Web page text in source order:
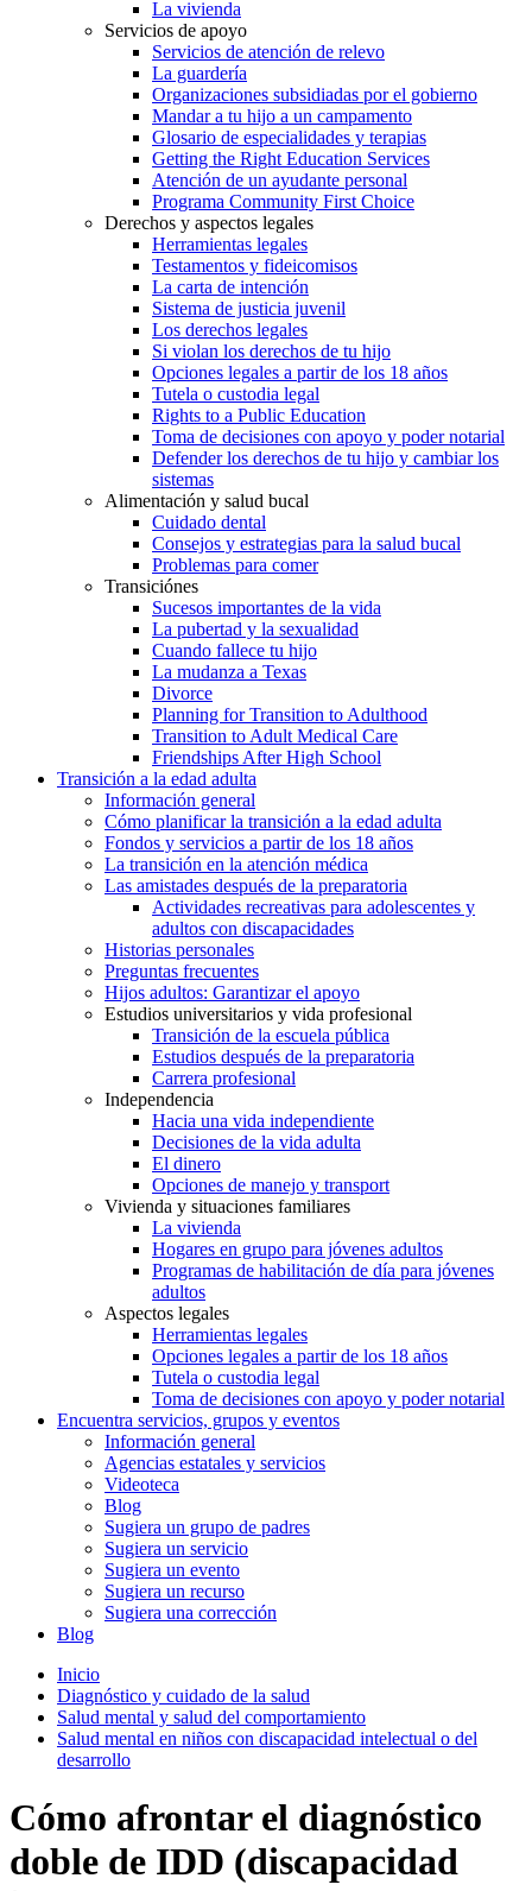
La vivienda
Servicios de apoyo
Servicios de atención de relevo
La guardería
Organizaciones subsidiadas por el gobierno
Mandar a tu hijo a un campamento
Glosario de especialidades y terapias
Getting the Right Education Services
Atención de un ayudante personal
Programa Community First Choice
Derechos y aspectos legales
Herramientas legales
Testamentos y fideicomisos
La carta de intención
Sistema de justicia juvenil
Los derechos legales
Si violan los derechos de tu hijo
Opciones legales a partir de los 18 años
Tutela o custodia legal
Rights to a Public Education
Toma de decisiones con apoyo y poder notarial
Defender los derechos de tu hijo y cambiar los
sistemas
Alimentación y salud bucal
Cuidado dental
Consejos y estrategias para la salud bucal
Problemas para comer
Transiciónes
Sucesos importantes de la vida
La pubertad y la sexualidad
Cuando fallece tu hijo
La mudanza a Texas
Divorce
Planning for Transition to Adulthood
Transition to Adult Medical Care
Friendships After High School
Transición a la edad adulta
Información general
Cómo planificar la transición a la edad adulta
Fondos y servicios a partir de los 18 años
La transición en la atención médica
Las amistades después de la preparatoria
Actividades recreativas para adolescentes y
adultos con discapacidades
Historias personales
Preguntas frecuentes
Hijos adultos: Garantizar el apoyo
Estudios universitarios y vida profesional
Transición de la escuela pública
Estudios después de la preparatoria
Carrera profesional
Independencia
Hacia una vida independiente
Decisiones de la vida adulta
El dinero
Opciones de manejo y transport
Vivienda y situaciones familiares
La vivienda
Hogares en grupo para jóvenes adultos
Programas de habilitación de día para jóvenes
adultos
Aspectos legales
Herramientas legales
Opciones legales a partir de los 18 años
Tutela o custodia legal
Toma de decisiones con apoyo y poder notarial
Encuentra servicios, grupos y eventos
Información general
Agencias estatales y servicios
Videoteca
Blog
Sugiera un grupo de padres
Sugiera un servicio
Sugiera un evento
Sugiera un recurso
Sugiera una corrección
Blog
Inicio
Diagnóstico y cuidado de la salud
Salud mental y salud del comportamiento
Salud mental en niños con discapacidad intelectual o del
desarrollo
Cómo afrontar el diagnóstico
doble de IDD (discapacidad